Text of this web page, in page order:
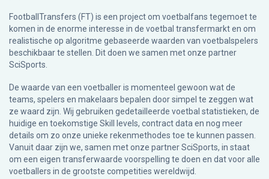
FootballTransfers (FT) is een project om voetbalfans tegemoet te
komen in de enorme interesse in de voetbal transfermarkt en om
realistische op algoritme gebaseerde waarden van voetbalspelers
beschikbaar te stellen. Dit doen we samen met onze partner
SciSports
De waarde van een voetballer is momenteel gewoon wat de
teams, spelers en makelaars bepalen door simpel te zeggen wat
ze waard zijn. Wij gebruiken gedetailleerde voetbal statistieken, de
huidige en toekomstige Skill levels, contract data en nog meer
details om zo onze unieke rekenmethodes toe te kunnen passen.
Vanuit daar zijn we, samen met onze partner SciSports, in staat
om een eigen transferwaarde voorspelling te doen en dat voor alle
voetballers in de grootste competities wereldwijd.